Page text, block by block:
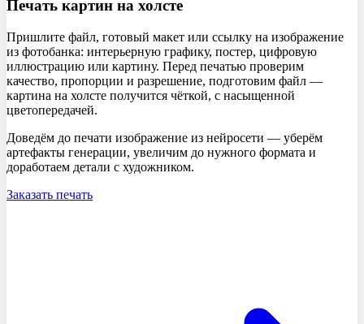
Печать картин на холсте
Пришлите файл, готовый макет или ссылку на изображение
из фотобанка: интерьерную графику, постер, цифровую
иллюстрацию или картину. Перед печатью проверим
качество, пропорции и разрешение, подготовим файл —
картина на холсте получится чёткой, с насыщенной
цветопередачей.
Доведём до печати изображение из нейросети — уберём
артефакты генерации, увеличим до нужного формата и
доработаем детали с художником.
Заказать печать